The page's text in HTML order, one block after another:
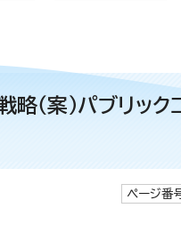
（案）パブリック
ページ